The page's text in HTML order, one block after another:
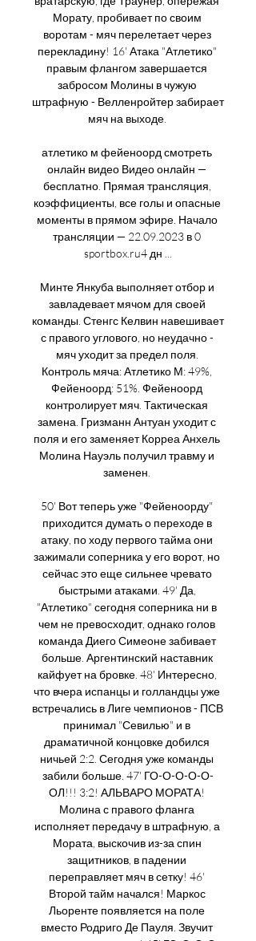
Морату, пробивает по своим
воротам - мяч перелетает через
перекладину! 16' Атака "Атлетико"
правым флангом завершается
забросом Молины в чужую
штрафную - Велленройтер забирает
мяч на выходе.
атлетико м фейеноорд смотреть
онлайн видео Видео онлайн —
бесплатно. Прямая трансляция,
коэффициенты, все голы и опасные
моменты в прямом эфире. Начало
трансляции — 22.09.2023 в 0
sportbox.ru4 дн ...
Минте Янкуба выполняет отбор и
завладевает мячом для своей
команды. Стенгс Келвин навешивает
с правого углового, но неудачно -
мяч уходит за предел поля.
Контроль мяча: Атлетико М: 49%,
Фейеноорд: 51%. Фейеноорд
контролирует мяч. Тактическая
замена. Гризманн Антуан уходит с
поля и его заменяет Корреа Анхель
Молина Науэль получил травму и
заменен.
50' Вот теперь уже "Фейеноорду"
приходится думать о переходе в
атаку, по ходу первого тайма они
зажимали соперника у его ворот, но
сейчас это еще сильнее чревато
быстрыми атаками. 49' Да,
"Атлетико" сегодня соперника ни в
чем не превосходит, однако голов
команда Диего Симеоне забивает
больше. Аргентинский наставник
кайфует на бровке. 48' Интересно,
что вчера испанцы и голландцы уже
встречались в Лиге чемпионов - ПСВ
принимал "Севилью" и в
драматичной концовке добился
ничьей 2:2. Сегодня уже команды
забили больше. 47' ГО-О-О-О-О-
ОЛ!!! 3:2! АЛЬВАРО МОРАТА!
Молина с правого фланга
исполняет передачу в штрафную, а
Мората, выскочив из-за спин
защитников, в падении
переправляет мяч в сетку! 46'
Второй тайм начался! Маркос
Льоренте появляется на поле
вместо Родриго Де Пауля. Звучит